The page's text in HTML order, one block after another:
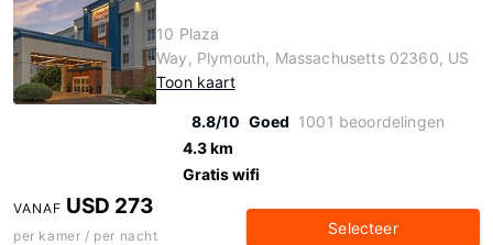
10 Plaza
Way, Plymouth, Massachusetts 02360, US
Toon kaart
8.8/10 Goed 1001 beoordelingen
4.3 km
Gratis wifi
VANAF USD 273
per kamer / per nacht Selecteer